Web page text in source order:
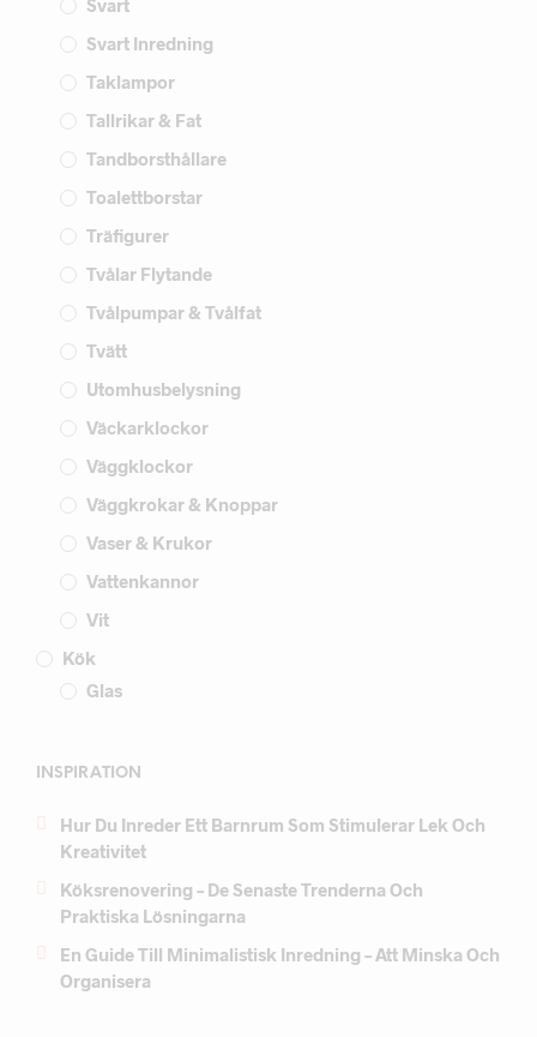
Svart
Svart Inredning
Taklampor
Tallrikar & Fat
Tandborsthållare
Toalettborstar
Träfigurer
Tvålar Flytande
Tvålpumpar & Tvålfat
Tvätt
Utomhusbelysning
Väckarklockor
Väggklockor
Väggkrokar & Knoppar
Vaser & Krukor
Vattenkannor
Vit
Kök
Glas
INSPIRATION
Hur Du Inreder Ett Barnrum Som Stimulerar Lek Och
Kreativitet
Köksrenovering – De Senaste Trenderna Och
Praktiska Lösningarna
En Guide Till Minimalistisk Inredning – Att Minska Och
Organisera